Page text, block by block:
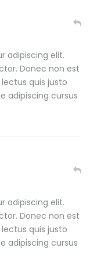
adipiscing elit.
Donec non est
quis justo
adipiscing cursus
adipiscing elit.
Donec non est
quis justo
adipiscing cursus